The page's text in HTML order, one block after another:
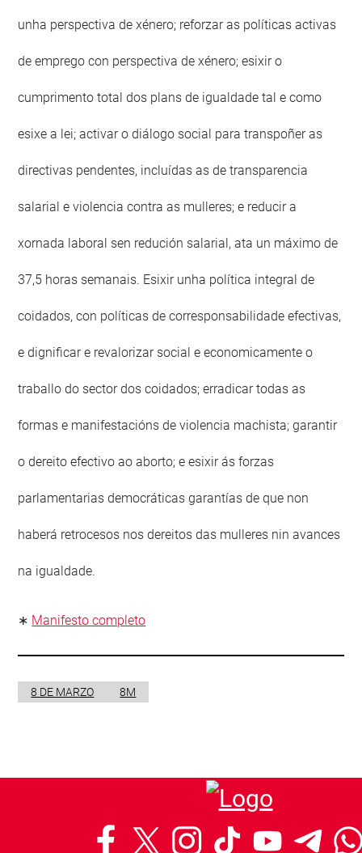
unha perspectiva de xénero; reforzar as políticas activas
de emprego con perspectiva de xénero; esixir o
cumprimento total dos plans de igualdade tal e como
esixe a lei; activar o diálogo social para transpoñer as
directivas pendentes, incluídas as de transparencia
salarial e violencia contra as mulleres; e reducir a
xornada laboral sen redución salarial, ata un máximo de
37,5 horas semanais. Esixir unha política integral de
coidados, con políticas de corresponsabilidade efectivas,
e dignificar e revalorizar social e economicamente o
traballo do sector dos coidados; erradicar todas as
formas e manifestacións de violencia machista; garantir
o dereito efectivo ao aborto; e esixir ás forzas
parlamentarias democráticas garantías de que non
haberá retrocesos nos dereitos das mulleres nin avances
na igualdade.
∗ Manifesto completo
8 DE MARZO 8M